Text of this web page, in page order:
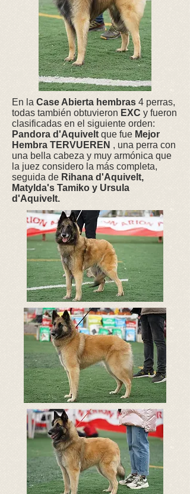
En la Case Abierta hembras 4 perras,
todas también obtuvieron EXC y fueron
clasificadas en el siguiente orden:
Pandora d'Aquiveltque fue Mejor
Hembra TERVUEREN , una perra con
una bella cabeza y muy armónica que
la juez considero la más completa,
seguida de Rihana d'Aquivelt,
Matylda's Tamiko y Ursula
d'Aquivelt.